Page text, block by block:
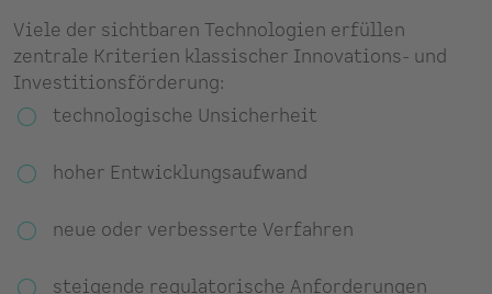
Viele der sichtbaren Technologien erfüllen
zentrale Kriterien klassischer Innovations- und
Investitionsförderung:
technologische Unsicherheit
hoher Entwicklungsaufwand
neue oder verbesserte Verfahren
steigende regulatorische Anforderungen